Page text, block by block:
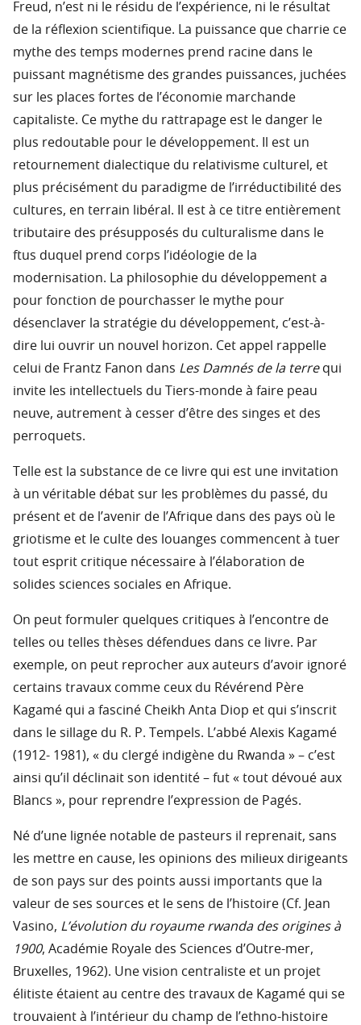
Freud, n’est ni le résidu de l’expérience, ni le résultat
de la réflexion scientifique. La puissance que charrie ce
mythe des temps modernes prend racine dans le
puissant magnétisme des grandes puissances, juchées
sur les places fortes de l’économie marchande
capitaliste. Ce mythe du rattrapage est le danger le
plus redoutable pour le développement. Il est un
retournement dialectique du relativisme culturel, et
plus précisément du paradigme de l’irréductibilité des
cultures, en terrain libéral. Il est à ce titre entièrement
tributaire des présupposés du culturalisme dans le
ftus duquel prend corps l’idéologie de la
modernisation. La philosophie du développement a
pour fonction de pourchasser le mythe pour
désenclaver la stratégie du développement, c’est-à-
dire lui ouvrir un nouvel horizon. Cet appel rappelle
celui de Frantz Fanon dans Les Damnés de la terrequi
invite les intellectuels du Tiers-monde à faire peau
neuve, autrement à cesser d’être des singes et des
perroquets.
Telle est la substance de ce livre qui est une invitation
à un véritable débat sur les problèmes du passé, du
présent et de l’avenir de l’Afrique dans des pays où le
griotisme et le culte des louanges commencent à tuer
tout esprit critique nécessaire à l’élaboration de
solides sciences sociales en Afrique.
On peut formuler quelques critiques à l’encontre de
telles ou telles thèses défendues dans ce livre. Par
exemple, on peut reprocher aux auteurs d’avoir ignoré
certains travaux comme ceux du Révérend Père
Kagamé qui a fasciné Cheikh Anta Diop et qui s’inscrit
dans le sillage du R. P. Tempels. L’abbé Alexis Kagamé
(1912- 1981), « du clergé indigène du Rwanda » – c’est
ainsi qu’il déclinait son identité – fut « tout dévoué aux
Blancs », pour reprendre l’expression de Pagés.
Né d’une lignée notable de pasteurs il reprenait, sans
les mettre en cause, les opinions des milieux dirigeants
de son pays sur des points aussi importants que la
valeur de ses sources et le sens de l’histoire (Cf. Jean
Vasino, L’évolution du royaume rwanda des origines à
1900, Académie Royale des Sciences d’Outre-mer,
Bruxelles, 1962). Une vision centraliste et un projet
élitiste étaient au centre des travaux de Kagamé qui se
trouvaient à l’intérieur du champ de l’ethno-histoire